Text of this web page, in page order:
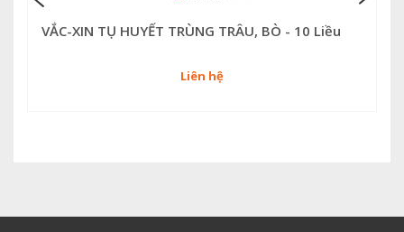
VẮC-XIN TỤ HUYẾT TRÙNG TRÂU, BÒ - 10 Liều
Liên hệ